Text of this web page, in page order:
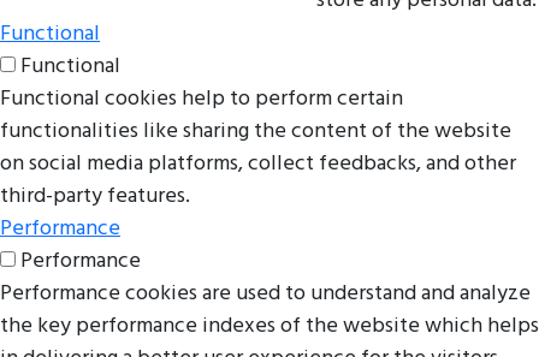
Functional
Functional
Functional cookies help to perform certain
functionalities like sharing the content of the website
on social media platforms, collect feedbacks, and other
third-party features.
Performance
Performance
Performance cookies are used to understand and analyze
the key performance indexes of the website which helps